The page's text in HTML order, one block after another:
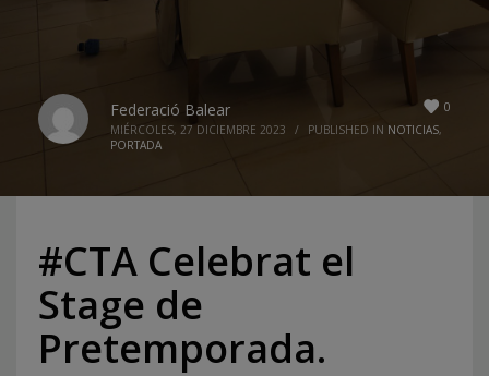
0
Federació Balear
MIÉRCOLES, 27 DICIEMBRE 2023 / PUBLISHED IN NOTICIAS,
PORTADA
#CTA Celebrat el
Stage de
Pretemporada.